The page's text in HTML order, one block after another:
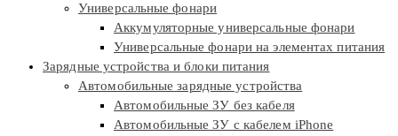
Универсальные фонари
Аккумуляторные универсальные фонари
Универсальные фонари на элементах питания
Зарядные устройства и блоки питания
Автомобильные зарядные устройства
Автомобильные ЗУ без кабеля
Автомобильные ЗУ с кабелем iPhone